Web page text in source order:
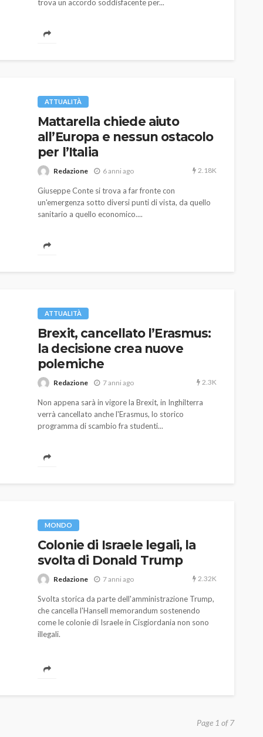
trova un accordo soddisfacente per...
ATTUALITÀ
Mattarella chiede aiuto
all’Europa e nessun ostacolo
per l’Italia
Redazione 6 anni ago 2.18K
Giuseppe Conte si trova a far fronte con
un'emergenza sotto diversi punti di vista, da quello
sanitario a quello economico....
ATTUALITÀ
Brexit, cancellato l’Erasmus:
la decisione crea nuove
polemiche
Redazione 7 anni ago 2.3K
Non appena sarà in vigore la Brexit, in Inghilterra
verrà cancellato anche l'Erasmus, lo storico
programma di scambio fra studenti...
MONDO
Colonie di Israele legali, la
svolta di Donald Trump
Redazione 7 anni ago 2.32K
Svolta storica da parte dell'amministrazione Trump,
che cancella l'Hansell memorandum sostenendo
come le colonie di Israele in Cisgiordania non sono
illegali.
Page 1 of 7
784
Davis: tennis mondiale e
passione per
l’automobilismo
abbracciano la stessa causa
god 9 mesi ago